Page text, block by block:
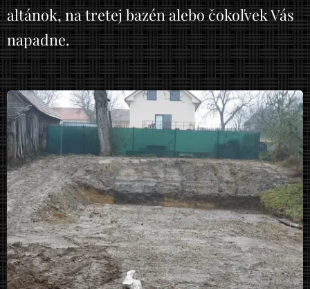
altánok, na tretej bazén alebo čokoľvek Vás
napadne.